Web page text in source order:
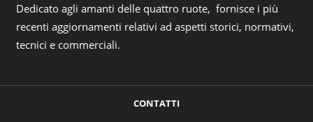
Dedicato agli amanti delle quattro ruote, fornisce i più
recenti aggiornamenti relativi ad aspetti storici, normativi,
tecnici e commerciali.
CONTATTI